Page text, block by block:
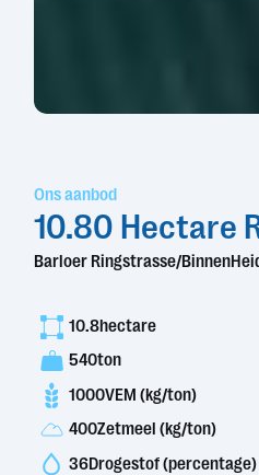
Ons aanbod
10.80 Hectare
Barloer Ringstrasse/
10.8hectare
540ton
1000VEM (kg/ton)
400Zetmeel (kg/ton)
36Drogestof (percentage)